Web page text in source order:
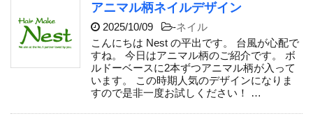
アニマル柄ネイルデザイン
2025/10/09 -ネイル
こんにちは Nest の平出です。 台風が心配で
すね。 今日はアニマル柄のご紹介です。 ボ
ルドーベースに2本ずつアニマル柄が入って
います。 この時期人気のデザインになりま
すので是非一度お試しください！ …